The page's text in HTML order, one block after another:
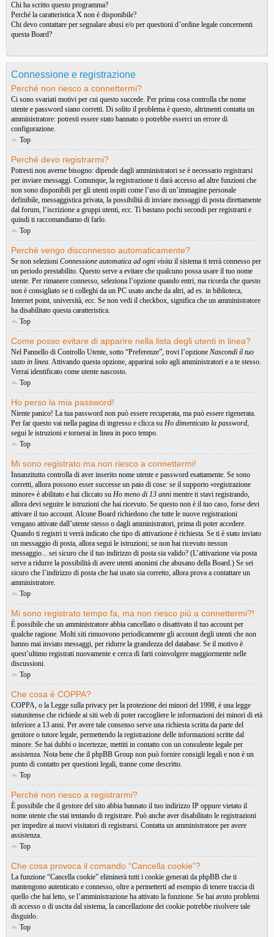
Chi ha scritto questo programma?
Perché la caratteristica X non è disponibile?
Chi devo contattare per segnalare abusi e/o per questioni d’ordine legale concernenti
questa Board?
Connessione e registrazione
Perché non riesco a connettermi?
Ci sono svariati motivi per cui questo succede. Per prima cosa controlla che nome
utente e password siano corretti. Di solito il problema è questo, altrimenti contatta un
amministratore: potresti essere stato bannato o potrebbe esserci un errore di
configurazione.
Top
Perché devo registrarmi?
Potresti non averne bisogno: dipende dagli amministratori se è necessario registrarsi
per inviare messaggi. Comunque, la registrazione ti darà accesso ad altre funzioni che
non sono disponibili per gli utenti ospiti come l’uso di un’immagine personale
definibile, messaggistica privata, la possibilità di inviare messaggi di posta direttamente
dal forum, l’iscrizione a gruppi utenti, ecc. Ti bastano pochi secondi per registrarti e
quindi ti raccomandiamo di farlo.
Top
Perché vengo disconnesso automaticamente?
Se non selezioni Connessione automatica ad ogni visita il sistema ti terrà connesso per
un periodo prestabilito. Questo serve a evitare che qualcuno possa usare il tuo nome
utente. Per rimanere connesso, seleziona l’opzione quando entri, ma ricorda che questo
non è consigliato se ti colleghi da un PC usato anche da altri, ad es. in biblioteca,
Internet point, università, ecc. Se non vedi il checkbox, significa che un amministratore
ha disabilitato questa caratteristica.
Top
Come posso evitare di apparire nella lista degli utenti in linea?
Nel Pannello di Controllo Utente, sotto “Preferenze”, trovi l’opzione Nascondi il tuo
stato in linea. Attivando questa opzione, apparirai solo agli amministratori e a te stesso.
Verrai identificato come utente nascosto.
Top
Ho perso la mia password!
Niente panico! La tua password non può essere recuperata, ma può essere rigenerata.
Per far questo vai nella pagina di ingresso e clicca su Ho dimenticato la password,
segui le istruzioni e tornerai in linea in poco tempo.
Top
Mi sono registrato ma non riesco a connettermi!
Innanzitutto controlla di aver inserito nome utente e password esattamente. Se sono
corretti, allora possono esser successe un paio di cose: se il supporto «registrazione
minore» è abilitato e hai cliccato su Ho meno di 13 anni mentre ti stavi registrando,
allora devi seguire le istruzioni che hai ricevuto. Se questo non è il tuo caso, forse devi
attivare il tuo account. Alcune Board richiedono che tutte le nuove registrazioni
vengano attivate dall’utente stesso o dagli amministratori, prima di poter accedere.
Quando ti registri ti verrà indicato che tipo di attivazione è richiesta. Se ti è stato inviato
un messaggio di posta, allora segui le istruzioni; se non hai ricevuto nessun
messaggio... sei sicuro che il tuo indirizzo di posta sia valido? (L’attivazione via posta
serve a ridurre la possibilità di avere utenti anonimi che abusano della Board.) Se sei
sicuro che l’indirizzo di posta che hai usato sia corretto, allora prova a contattare un
amministratore.
Top
Mi sono registrato tempo fa, ma non riesco piú a connettermi?!
È possibile che un amministratore abbia cancellato o disattivato il tuo account per
qualche ragione. Molti siti rimuovono periodicamente gli account degli utenti che non
hanno mai inviato messaggi, per ridurre la grandezza del database. Se il motivo è
quest’ultimo registrati nuovamente e cerca di farti coinvolgere maggiormente nelle
discussioni.
Top
Che cosa è COPPA?
COPPA, o la Legge sulla privacy per la protezione dei minori del 1998, è una legge
statunitense che richiede ai siti web di poter raccogliere le informazioni dei minori di età
inferiore a 13 anni. Per avere tale consenso serve una richiesta scritta da parte del
genitore o tutore legale, permettendo la registrazione delle informazioni scritte dal
minore. Se hai dubbi o incertezze, mettiti in contatto con un consulente legale per
assistenza. Nota bene che il phpBB Group non può fornire consigli legali e non è un
punto di contatto per questioni legali, tranne come descritto.
Top
Perché non riesco a registrarmi?
È possibile che il gestore del sito abbia bannato il tuo indirizzo IP oppure vietato il
nome utente che stai tentando di registrare. Può anche aver disabilitato le registrazioni
per impedire ai nuovi visitatori di registrarsi. Contatta un amministratore per avere
assistenza.
Top
Che cosa provoca il comando “Cancella cookie”?
La funzione “Cancella cookie” eliminerà tutti i cookie generati da phpBB che ti
mantengono autenticato e connesso, oltre a permetterti ad esempio di tenere traccia di
quello che hai letto, se l’amministrazione ha attivato la funzione. Se hai avuto problemi
di accesso o di uscita dal sistema, la cancellazione dei cookie potrebbe risolvere tale
disguido.
Top